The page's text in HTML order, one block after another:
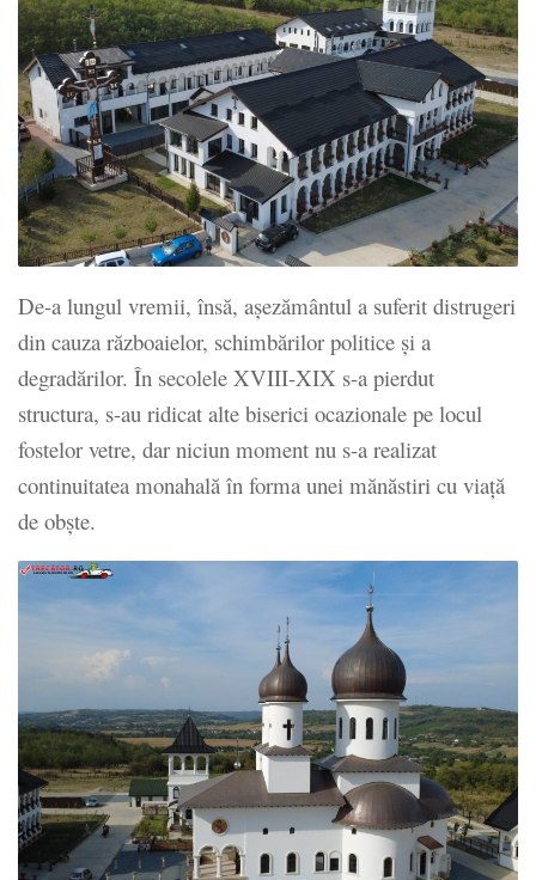
De-a lungul vremii, însă, așezământul a suferit distrugeri
din cauza războaielor, schimbărilor politice și a
degradărilor. În secolele XVIII-XIX s-a pierdut
structura, s-au ridicat alte biserici ocazionale pe locul
fostelor vetre, dar niciun moment nu s-a realizat
continuitatea monahală în forma unei mănăstiri cu viață
de obște.